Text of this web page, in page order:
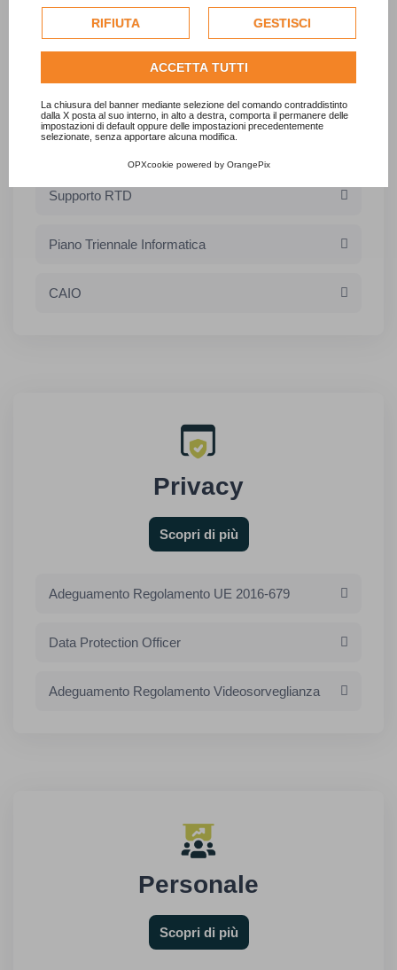
dell'utente e, se consentito, potrebbero essere utilizzati
per personalizzare gli annunci pubblicitari. Per ulteriori
informazioni su come Google utilizza i dati raccolti,
politica sulla privacy di Google
Consulta l'informativa cookie completa.
RIFIUTA GESTISCI
ACCETTA TUTTI
La chiusura del banner mediante selezione del comando contraddistinto
dalla X posta al suo interno, in alto a destra, comporta il permanere delle
impostazioni di default oppure delle impostazioni precedentemente
selezionate, senza apportare alcuna modifica.
OPXcookie powered by OrangePix
Digitalizzazione
Scopri di più
Supporto manuale gestione documentale
Supporto RTD
Piano Triennale Informatica
CAIO
Privacy
Scopri di più
Adeguamento Regolamento UE 2016-679
Data Protection Officer
Adeguamento Regolamento Videosorveglianza
Personale
Scopri di più